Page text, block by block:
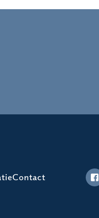
Contact